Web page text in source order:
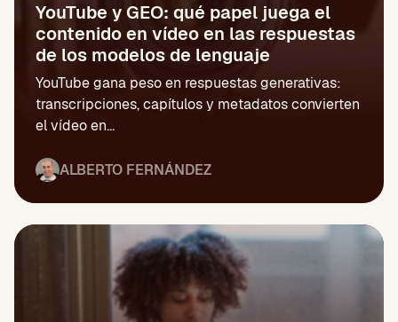
YouTube y GEO: qué papel juega el
contenido en vídeo en las respuestas
de los modelos de lenguaje
YouTube gana peso en respuestas generativas:
transcripciones, capítulos y metadatos convierten
el vídeo en...
ALBERTO FERNÁNDEZ